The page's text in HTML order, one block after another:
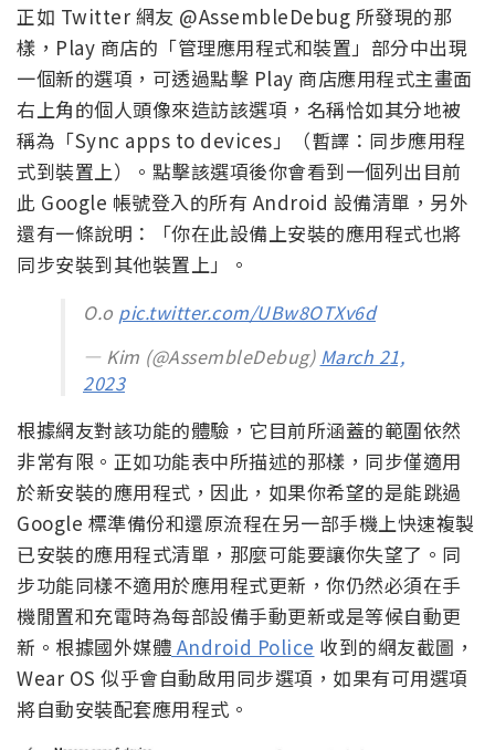
正如 Twitter 網友 @AssembleDebug 所發現的那
樣，Play 商店的「管理應用程式和裝置」部分中出現
一個新的選項，可透過點擊 Play 商店應用程式主畫面
右上角的個人頭像來造訪該選項，名稱恰如其分地被
稱為「Sync apps to devices」（暫譯：同步應用程
式到裝置上）。點擊該選項後你會看到一個列出目前
此 Google 帳號登入的所有 Android 設備清單，另外
還有一條說明：「你在此設備上安裝的應用程式也將
同步安裝到其他裝置上」。
O.o pic.twitter.com/UBw8OTXv6d
— Kim (@AssembleDebug) March 21,
2023
根據網友對該功能的體驗，它目前所涵蓋的範圍依然
非常有限。正如功能表中所描述的那樣，同步僅適用
於新安裝的應用程式，因此，如果你希望的是能跳過
Google 標準備份和還原流程在另一部手機上快速複製
已安裝的應用程式清單，那麼可能要讓你失望了。同
步功能同樣不適用於應用程式更新，你仍然必須在手
機閒置和充電時為每部設備手動更新或是等候自動更
新。根據國外媒體 Android Police 收到的網友截圖，
Wear OS 似乎會自動啟用同步選項，如果有可用選項
將自動安裝配套應用程式。